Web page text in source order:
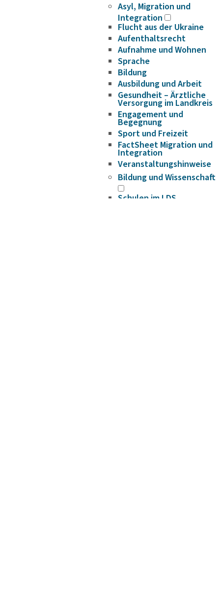
Asyl, Migration und
Integration
Flucht aus der Ukraine
Aufenthaltsrecht
Aufnahme und Wohnen
Sprache
Bildung
Ausbildung und Arbeit
Gesundheit – Ärztliche
Versorgung im Landkreis
Engagement und
Begegnung
Sport und Freizeit
FactSheet Migration und
Integration
Veranstaltungshinweise
Bildung und Wissenschaft
Schulen im LDS